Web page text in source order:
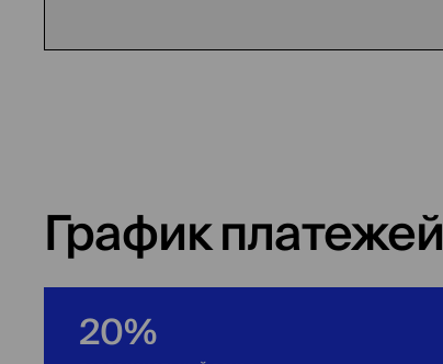
График платежей
20%